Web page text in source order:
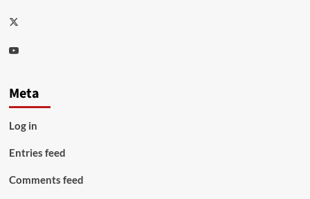
Twitter
Youtube
Meta
Log in
Entries feed
Comments feed